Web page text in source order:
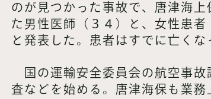
のが見つかった事故で、唐津海
た男性医師（３４）と、女性患
と発表した。患者はすでに亡く
国の運輸安全委員会の航空事故
査などを始める。唐津海保も業